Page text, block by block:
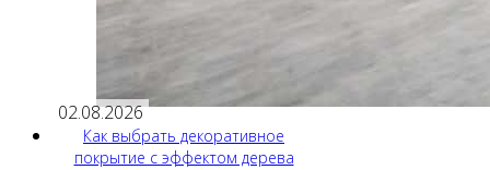
02.08.2026
Как выбрать декоративное
покрытие с эффектом дерева